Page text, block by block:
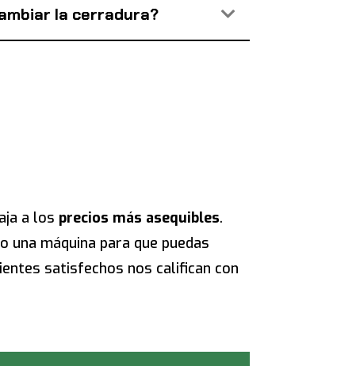
la cerradura?
a los precios más asequibles.
máquina para que puedas
satisfechos nos califican con